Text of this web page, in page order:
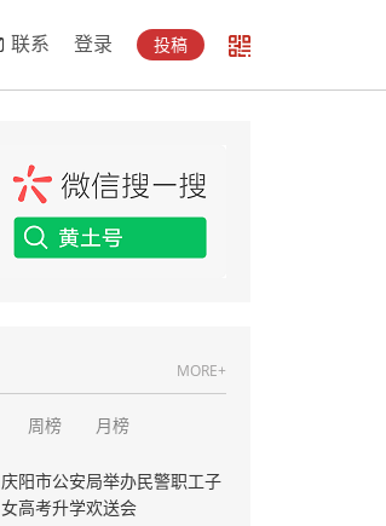
联系 登录 投稿
MORE+
周榜 月榜
庆阳市公安局举办民警职工子
女高考升学欢送会